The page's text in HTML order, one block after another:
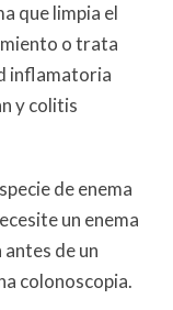
que limpia el
o trata
inflamatoria
y colitis
de enema
un enema
de un
colonoscopia.